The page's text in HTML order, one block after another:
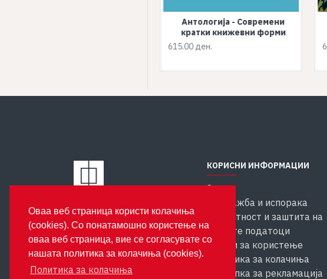
Оваа веб страница користи колачиња
(cookies). Со понатамошно користење на
оваа веб страница, вие се согласувате со
нашата политика за колачиња (cookies).
Политика за колачиња
Антологија - Современи
кратки книжевни форми
615.00 ден.
ул. Костурски Херои бр. 35
1000 Скопје
КОРИСНИ ИНФОРМАЦИИ
За нас
Продажба и испорака
Приватност и заштита на
личните податоци
Услови за користење
Политика за колачиња
Постапка за рекламација